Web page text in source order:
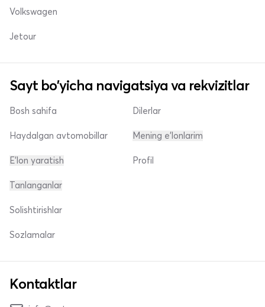
Volkswagen
Jetour
Sayt bo'yicha navigatsiya va rekvizitlar
Bosh sahifa
Haydalgan avtomobillar
E'lon yaratish
Dilerlar
Mening e'lonlarim
Profil
Tanlanganlar
Solishtirishlar
Sozlamalar
Kontaktlar